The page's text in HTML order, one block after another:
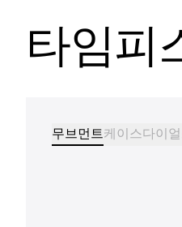
타임피
무브먼트케이스다이얼